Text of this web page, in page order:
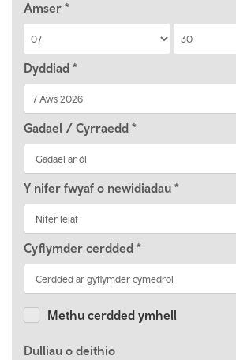
Amser *
Dyddiad *
Gadael / Cyrraedd *
Y nifer fwyaf o newidiadau *
Cyflymder cerdded *
Methu cerdded ymhell
Dulliau o deithio